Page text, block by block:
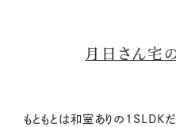
月日さん宅
もともとは和室ありの1SLDK